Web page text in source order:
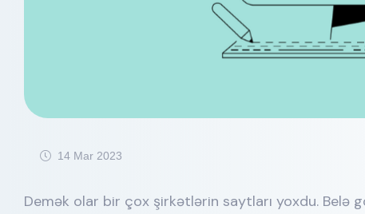
14 Mar 2023
Demək olar bir çox şirkətlərin saytları yoxdu. Belə